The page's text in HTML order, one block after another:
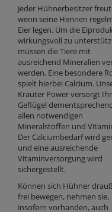
Jeder Hühnerbesitzer
wenn seine Hennen
Eier legen. Um die
wirkungsvoll zu
müssen die Tiere mit
ausreichend Mineralien
werden. Eine besondere
spielt hierbei Calcium.
Kräuter Power versorgt Ihr
Geflügel
allen notwendigen
Mineralstoffen und
Der Calciumbedarf wird
und eine ausreichende
Vitaminversorgung wird
sichergestellt.
Können sich Hühner
frei bewegen, nehmen sie,
insofern vorhanden, auch